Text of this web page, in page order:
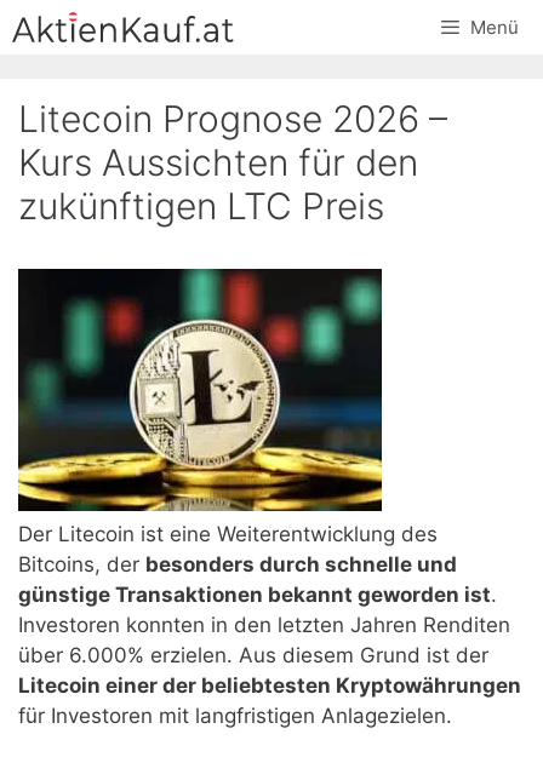
Skip
to
Menü
Litecoin Prognose 2026 –
Kurs Aussichten für den
zukünftigen LTC Preis
Der Litecoin ist eine Weiterentwicklung des
Bitcoins, der besonders durch schnelle und
günstige Transaktionen bekannt geworden ist.
Investoren konnten in den letzten Jahren Renditen
über 6.000% erzielen. Aus diesem Grund ist der
Litecoin einer der beliebtesten Kryptowährungen
für Investoren mit langfristigen Anlagezielen.